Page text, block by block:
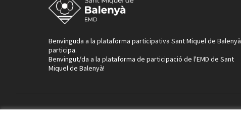
Benvinguda a la plataforma participativa Sant Miquel de Balenyà
participa.
Benvingut/da a la plataforma de participació de l'EMD de Sant
Miquel de Balenyà!